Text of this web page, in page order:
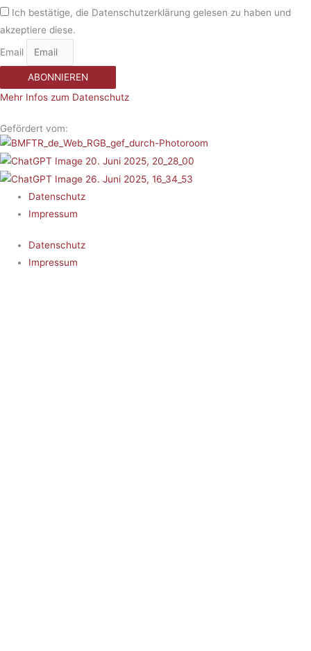
Ich bestätige, die Datenschutzerklärung gelesen zu haben und
akzeptiere diese.
Email
ABONNIEREN
Mehr Infos zum Datenschutz
Gefördert vom:
Datenschutz
Impressum
Datenschutz
Impressum